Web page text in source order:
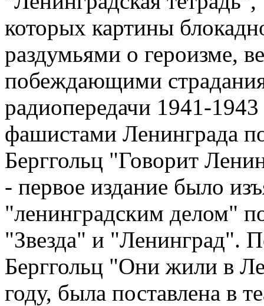
которых картины
раздумьями о героизме,
побеждающими
радиопередачи 1941-
фашистами Ленинграда
Берггольц "Говорит
- первое издание было
"ленинградским делом"
"Звезда" и "Ленинград".
Берггольц "Они жили в
году, была поставлена в